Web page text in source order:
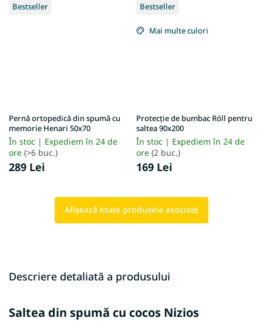
Bestseller
Pernă ortopedică din spumă cu
memorie Henari 50x70
În stoc | Expediem în 24 de
ore (>6 buc.)
289 Lei
Bestseller
Mai multe culori
Protecție de bumbac Róll pentru
saltea 90x200
În stoc | Expediem în 24 de
ore (2 buc.)
169 Lei
Afişează toate produsele asociate
Descriere detaliată a produsului
Saltea din spumă cu cocos Nizios